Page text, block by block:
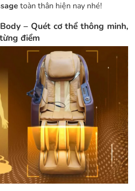
toàn thân hiện nay nhé!
– Quét cơ thể thông minh,
điểm